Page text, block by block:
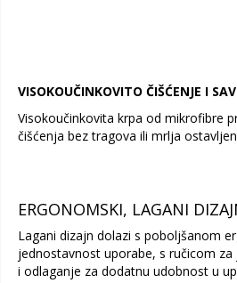
VISOKOUČINKOVITO ČIŠĆENJE I
Visokoučinkovita krpa od mikrofibre
čišćenja bez tragova ili mrlja
ERGONOMSKI, LAGANI
Lagani dizajn dolazi s poboljšanom
jednostavnost uporabe, s ručicom
i odlaganje za dodatnu udobnost u